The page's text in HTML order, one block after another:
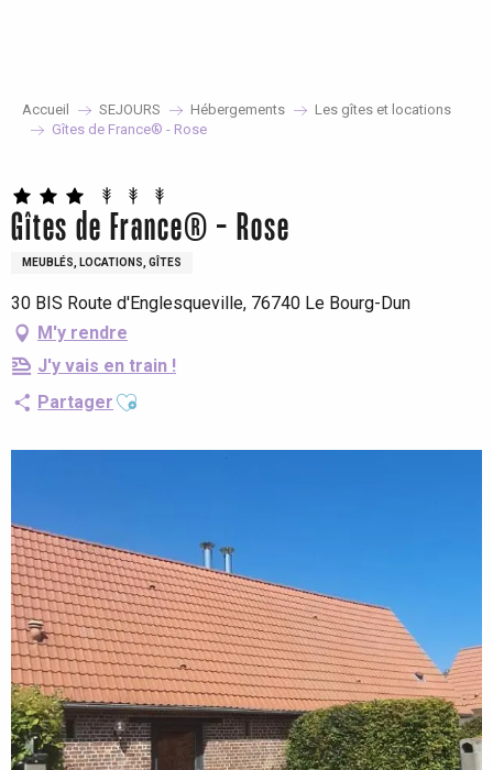
Accueil SEJOURS Hébergements
Les gîtes et locations
Gîtes de France® - Rose
Gîtes de France® - Rose
MEUBLÉS, LOCATIONS, GÎTES
30 BIS Route d'Englesqueville, 76740 Le Bourg-Dun
M'y rendre
J'y vais en train !
Partager Ajouter aux favoris